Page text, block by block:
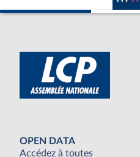
OPEN DATA
Accédez à toutes